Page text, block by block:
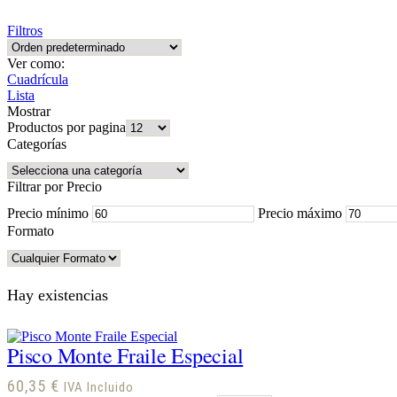
Filtros
Ver como:
Cuadrícula
Lista
Mostrar
Productos por pagina
Categorías
Filtrar por Precio
Precio mínimo
Precio máximo
Formato
Hay existencias
Pisco Monte Fraile Especial
60,35 € IVA Incluido